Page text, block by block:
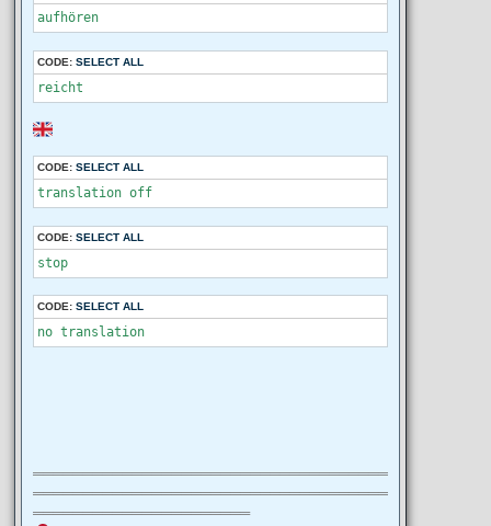
aufhören
CODE: SELECT ALL
reicht
CODE: SELECT ALL
translation off
CODE: SELECT ALL
stop
CODE: SELECT ALL
no translation
════════════════════════════════════
════════════════════════════════════
══════════════════════